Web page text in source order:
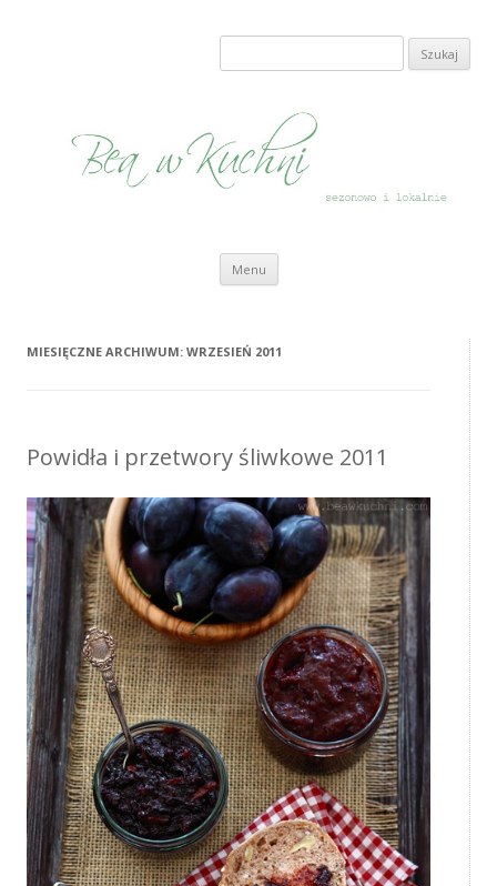
Szukaj:
Menu Przeskocz do treści
MIESIĘCZNE ARCHIWUM: WRZESIEŃ 2011
Powidła i przetwory śliwkowe 2011